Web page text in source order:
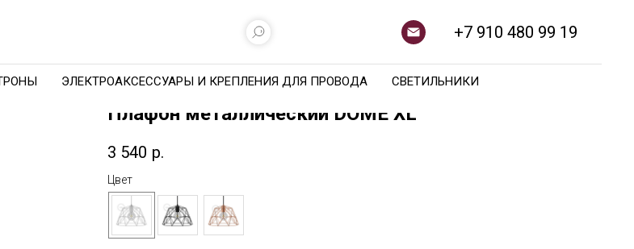
+7 910 480 99 19
ЭЛЕКТРОАКСЕССУАРЫ И КРЕПЛЕНИЯ ДЛЯ ПРОВОДА
СВЕТИЛЬНИКИ
Плафон металлический DOME XL
3 540 р.
Цвет